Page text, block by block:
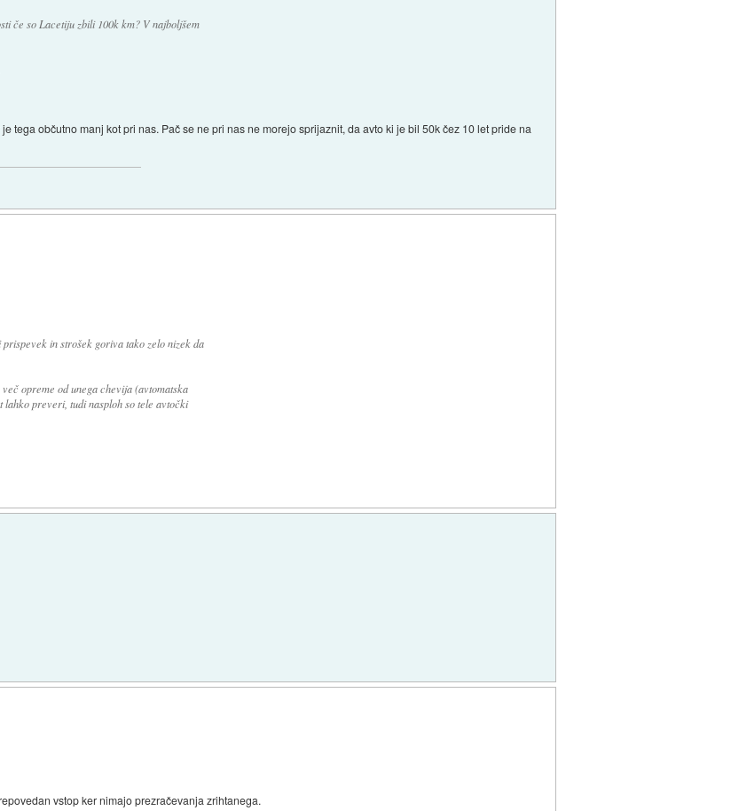
če so Lacetiju zbili 100k km? V najboljšem
tega občutno manj kot pri nas. Pač se ne pri nas ne morejo sprijaznit, da avto ki je bil 50k čez 10 let pride na
in strošek goriva tako zelo nizek da
opreme od unega chevija (avtomatska
lahko preveri, tudi nasploh so tele avtočki
vstop ker nimajo prezračevanja zrihtanega.